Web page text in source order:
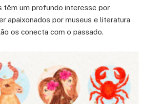
têm um profundo interesse por
apaixonados por museus e literatura
os conecta com o passado.